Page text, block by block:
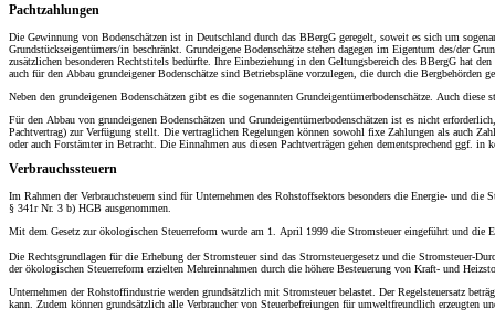
Pachtzahlungen
Die Gewinnung von Bodenschätzen ist in Deutschland durch das BBergG geregelt, soweit es sich um
Grundstückseigentümers/in beschränkt. Grundeigene Bodenschätze stehen dagegen im Eigentum des/der
zusätzlichen besonderen Rechtstitels bedürfte. Ihre Einbeziehung in den Geltungsbereich des BBergG hat
auch für den Abbau grundeigener Bodenschätze sind Betriebspläne vorzulegen, die durch die Bergbehörden
Neben den grundeigenen Bodenschätzen gibt es die sogenannten Grundeigentümerbodenschätze. Auch
Für den Abbau von grundeigenen Bodenschätzen und Grundeigentümerbodenschätzen ist es nicht
Pachtvertrag) zur Verfügung stellt. Die vertraglichen Regelungen können sowohl fixe Zahlungen als auch
oder auch Forstämter in Betracht. Die Einnahmen aus diesen Pachtverträgen gehen dementsprechend ggf.
Verbrauchssteuern
Im Rahmen der Verbrauchsteuern sind für Unternehmen des Rohstoffsektors besonders die Energie- und
§ 341r Nr. 3 b) HGB ausgenommen.
Mit dem Gesetz zur ökologischen Steuerreform wurde am 1. April 1999 die Stromsteuer eingeführt und die
Die Rechtsgrundlagen für die Erhebung der Stromsteuer sind das Stromsteuergesetz und die
der ökologischen Steuerreform erzielten Mehreinnahmen durch die höhere Besteuerung von Kraft- und
Unternehmen der Rohstoffindustrie werden grundsätzlich mit Stromsteuer belastet. Der Regelsteuersatz
kann. Zudem können grundsätzlich alle Verbraucher von Steuerbefreiungen für umweltfreundlich erzeugten